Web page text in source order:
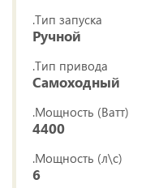
.Тип запуска
Ручной
.Тип привода
Самоходный
.Мощность (Ватт)
4400
.Мощность (л\с)
6